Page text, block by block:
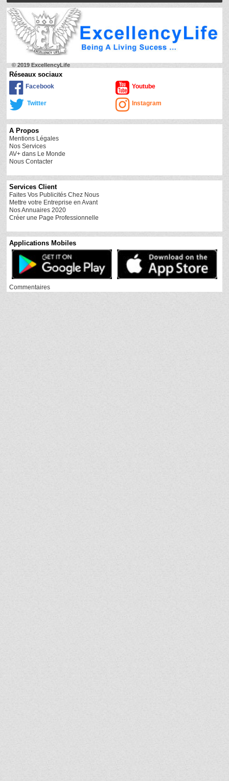
© 2019 ExcellencyLife
Réseaux sociaux
Facebook Youtube
Twitter Instagram
A Propos
Mentions Légales
Nos Services
AV+ dans Le Monde
Nous Contacter
Services Client
Faites Vos Publicités Chez Nous
Mettre votre Entreprise en Avant
Nos Annuaires 2020
Créer une Page Professionnelle
Applications Mobiles
Commentaires